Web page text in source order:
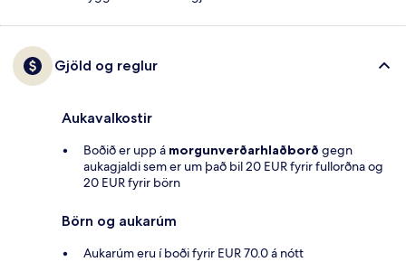
Gjöld og reglur
Aukavalkostir
Boðið er upp á morgunverðarhlaðborð gegn
aukagjaldi sem er um það bil 20 EUR fyrir fullorðna og
20 EUR fyrir börn
Börn og aukarúm
Aukarúm eru í boði fyrir EUR 70.0 á nótt